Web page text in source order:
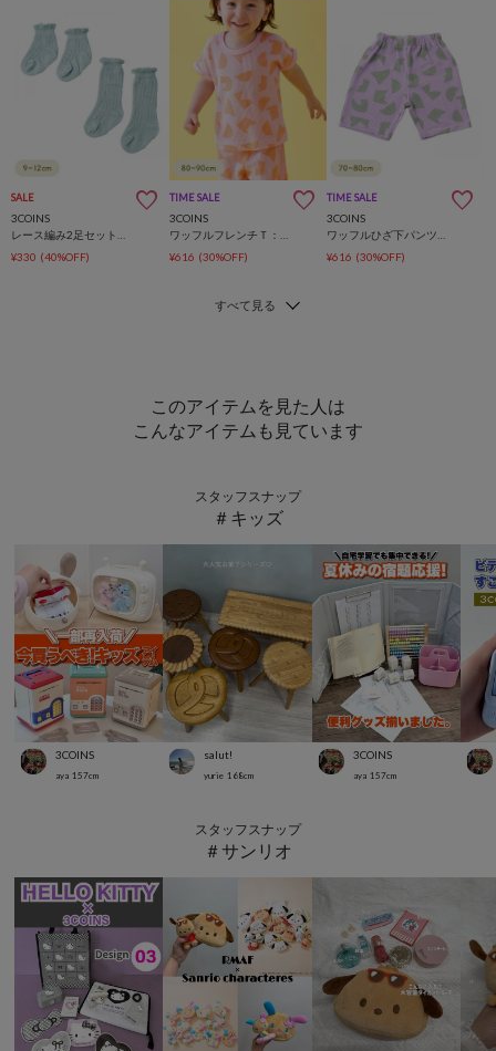
SALE
3COINS
¥330 (40%OFF)
TIME SALE
3COINS
¥616 (30%OFF)
TIME SALE
3COINS
¥616 (30%OFF)
このアイテムを見た人は
こんなアイテムも見ています
スタッフスナップ
＃キッズ
3COINS
aya 157cm
salut!
yurie 168cm
3COINS
aya 157cm
スタッフスナップ
＃サンリオ